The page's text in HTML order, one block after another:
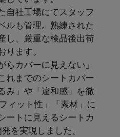
自社工場にてスタッフ
ルも管理。熟練された
し、厳重な検品後出荷
ります。
らカバーに見えない」
れまでのシートカバー
み」や「違和感」を徹
ィット性」「素材」に
ートに見えるシートカ
を実現しました。